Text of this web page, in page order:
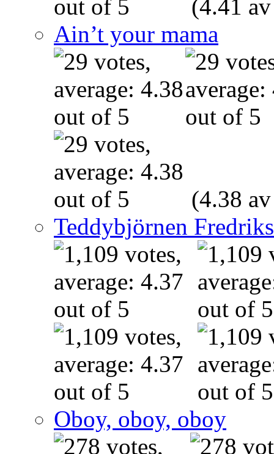
(4.41
Ain’t your mama
(4.38
Teddybjörnen
Oboy, oboy, oboy